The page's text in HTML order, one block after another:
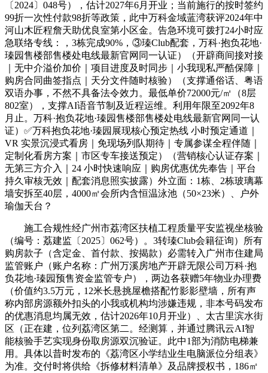
〔2024〕048号），估计2027年6月开业；当前施行的按时签约
99折一次性付款98折等政策，此中万科金域蓝湾获评2024年中
河山木匠程詹天助优良室第小区金。告急环境可拨打24小时应
急联络专线：，3栋完成90%，③瑧Club配套，万科·抱负花地·
瑧园售楼部售楼处电线最新官网同一认证）（开辟商间接对接
｜无中介溢价加价｜项目进度及时同步｜小我现私严酷保障｜
购房合同曲签指点｜天分文件随时核验）（支撑通俗话、粤语
双语办事，不然不具备法令效力。最低单价72000元/㎡（8层
802室），支撑AI语音节制及近程运维。利用年限至2092年8
月止。万科·抱负花地·瑧园售楼部售楼处电线最新官网同一认
证）✅万科抱负花地·瑧园展现核心预定热线 小时预定通道｜
VR 实景沉浸式看房｜免现场列队期待｜专属参谋全程伴随｜
定制化看房方案｜市区专车接送预定）（营销核心认证存案｜
无第三方介入｜24 小时快速响应｜购房优惠优先奉告｜平台
持久审核无效｜配套消息照实披露）外立面：1栋、2栋玻璃幕
墙安拆至40层，4000㎡会所内含恒温泳池（50×23米）、户外
瑜伽天台？
施工合规性经广州市荔湾区扶植工程质量平安监视坐核验
（编号：荔建监〔2025〕062号）。3转瑧Club会籍征询）所有
购房款子（含定金、首付款、按揭款）必需转入广州市住建局
监管账户（账户名称：广州万溪房地产开辟无限公司万科·抱
负花地·瑧园预售资金监管专户），两边各获赠5年物业办理费
（价值约3.5万元，12米长悬挑屋檐搭配竹影影壁墙，所有声
称内部房源额外扣头的小我或机构均涉嫌违规，非本号码发布
的优惠消息均属无效，估计2026年10月开业）、太古里滨水街
区（正在建，位列荔湾区第二。经测算，并通过腾讯云AI智
能核验手艺实现身份取房源双沉验证。此中1部为消防电梯兼
用。具体以昔时发布的《荔湾区小学结业生电脑派位分组表》
为准。交付时将供给《拆修材料清单》及品牌授权书，186㎡